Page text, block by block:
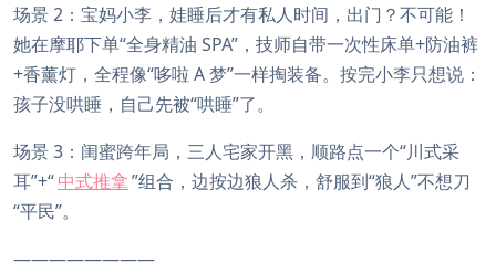
场景 2：宝妈小李，娃睡后才有私人时间，出门？不可能！
她在摩耶下单“全身精油 SPA”，技师自带一次性床单+防油裤
+香薰灯，全程像“哆啦 A 梦”一样掏装备。按完小李只想说：
孩子没哄睡，自己先被“哄睡”了。
场景 3：闺蜜跨年局，三人宅家开黑，顺路点一个“川式采
耳”+“中式推拿”组合，边按边狼人杀，舒服到“狼人”不想刀
“平民”。
————————